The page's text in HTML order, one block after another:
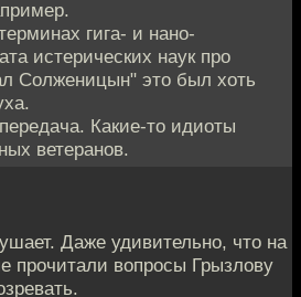
гига- и нано-
истерических наук про
Солженицын" это был хоть
Какие-то идиоты
ветеранов.
Даже удивительно, что на
прочитали вопросы Грызлову